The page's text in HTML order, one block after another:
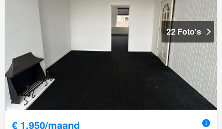
22 Foto's
€ 1.950/maand